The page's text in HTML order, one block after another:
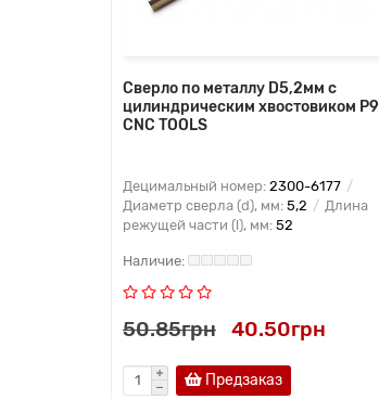
Сверло по металлу D5,2мм с
цилиндрическим хвостовиком Р9
CNC TOOLS
Децимальный номер: 2300-6177
Диаметр сверла (d), мм: 5,2
Длина
режущей части (l), мм: 52
50.85грн 40.50грн
Предзаказ